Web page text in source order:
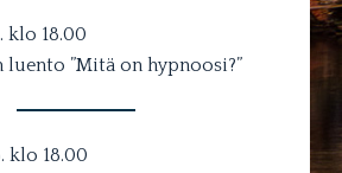
klo 18.00
”Mitä on hypnoosi?”
klo 18.00